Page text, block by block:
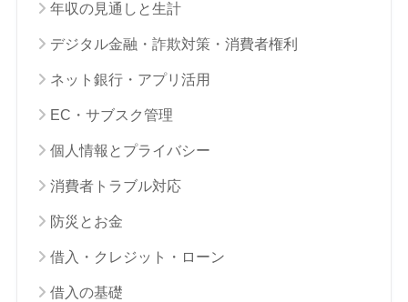
年収の見通しと生計
デジタル金融・詐欺対策・消費者権利
ネット銀行・アプリ活用
EC・サブスク管理
個人情報とプライバシー
消費者トラブル対応
防災とお金
借入・クレジット・ローン
借入の基礎